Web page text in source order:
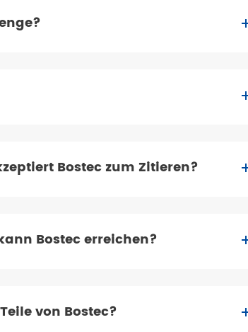
Bostec zum Zitieren?
Bostec erreichen?
von Bostec?